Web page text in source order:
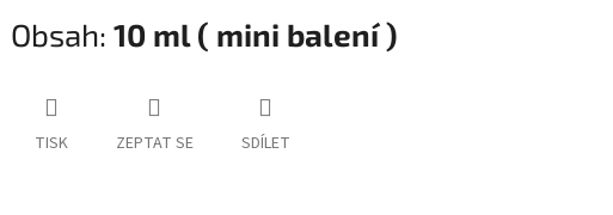
Obsah: 10 ml ( mini balení )
TISK ZEPTAT SE SDÍLET